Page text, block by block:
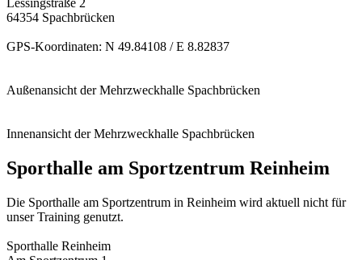
Lessingstraße 2
64354 Spachbrücken
GPS-Koordinaten: N 49.84108 / E 8.82837
Außenansicht der Mehrzweckhalle Spachbrücken
Innenansicht der Mehrzweckhalle Spachbrücken
Sporthalle am Sportzentrum Reinheim
Die Sporthalle am Sportzentrum in Reinheim wird aktuell nicht für
unser Training genutzt.
Sporthalle Reinheim